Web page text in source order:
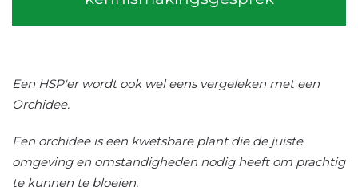
Een HSP'er wordt ook wel eens vergeleken met een
Orchidee.
Een orchidee is een kwetsbare plant die de juiste
omgeving en omstandigheden nodig heeft om prachtig
te kunnen te bloeien.